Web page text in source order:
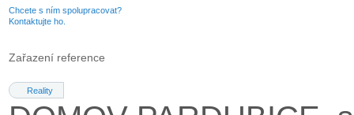
Chcete s ním spolupracovat?
Kontaktujte ho.
Zařazení reference
Reality